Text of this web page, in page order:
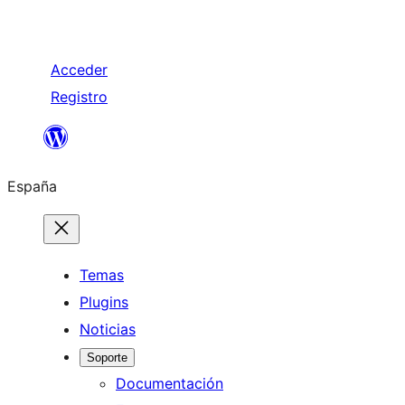
Acceder
Registro
Saltar
contenido
España
Temas
Plugins
Noticias
Soporte
Documentación